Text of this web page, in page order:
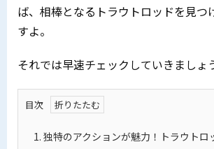
ば、相棒となるトラウトロッドを見つ
すよ。
それでは早速チェックしていきましょ
目次
1. 独特のアクションが魅力！トラウトロ